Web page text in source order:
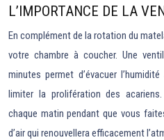
L’IMPORTANCE DE LA
En complément de la rotation du
votre chambre à coucher. Une
minutes permet d’évacuer
limiter la prolifération des
chaque matin pendant que vous
d’air qui renouvellera efficacement